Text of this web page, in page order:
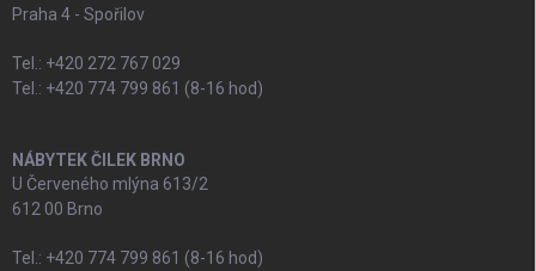
Praha 4 - Spořilov
Tel.: +420 272 767 029
Tel.: +420 774 799 861 (8-16 hod)
NÁBYTEK ČILEK BRNO
U Červeného mlýna 613/2
612 00 Brno
Tel.: +420 774 799 861 (8-16 hod)